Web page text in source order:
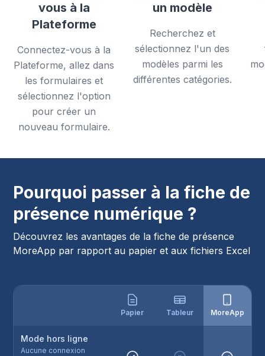
vous à la
Plateforme
Connectez-vous à la
Plateforme, allez dans
les formulaires et
sélectionnez l'option
pour créer un
nouveau formulaire.
un modèle
Recherchez et
sélectionnez l'un des
modèles parmi les
différentes catégories.
Pourquoi passer à la fiche de
présence numérique ?
Découvrez les avantages de la fiche de présence
MoreApp par rapport au papier et aux fichiers Excel
Papier Tableur MoreApp
Mode hors ligne
Aucune connexion